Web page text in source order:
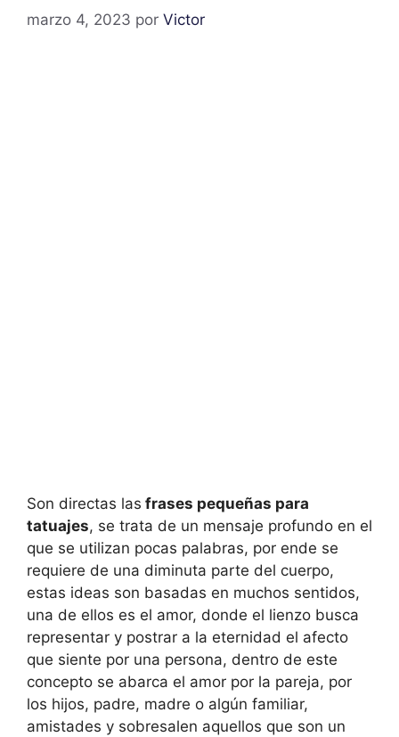
marzo 4, 2023 por Victor
Son directas las frases pequeñas para
tatuajes, se trata de un mensaje profundo en el
que se utilizan pocas palabras, por ende se
requiere de una diminuta parte del cuerpo,
estas ideas son basadas en muchos sentidos,
una de ellos es el amor, donde el lienzo busca
representar y postrar a la eternidad el afecto
que siente por una persona, dentro de este
concepto se abarca el amor por la pareja, por
los hijos, padre, madre o algún familiar,
amistades y sobresalen aquellos que son un